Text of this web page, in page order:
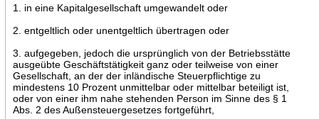
1. in eine Kapitalgesellschaft umgewandelt oder
2. entgeltlich oder unentgeltlich übertragen oder
3. aufgegeben, jedoch die ursprünglich von der Betriebsstätte
ausgeübte Geschäftstätigkeit ganz oder teilweise von einer
Gesellschaft, an der der inländische Steuerpflichtige zu
mindestens 10 Prozent unmittelbar oder mittelbar beteiligt ist,
oder von einer ihm nahe stehenden Person im Sinne des § 1
Abs. 2 des Außensteuergesetzes fortgeführt,